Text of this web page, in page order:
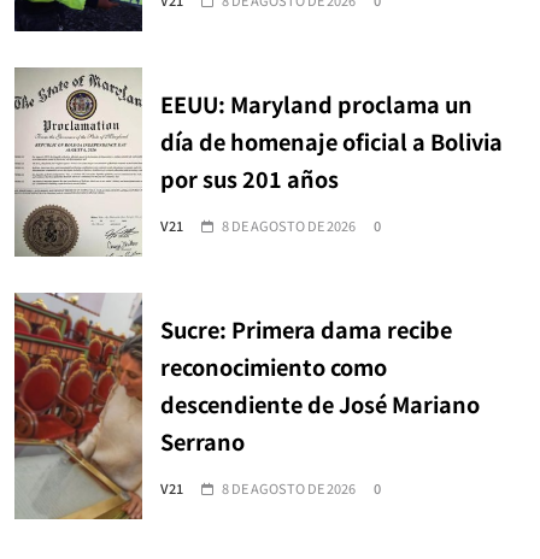
EEUU: Maryland proclama un
día de homenaje oficial a Bolivia
por sus 201 años
V21 8 DE AGOSTO DE 2026 0
Sucre: Primera dama recibe
reconocimiento como
descendiente de José Mariano
Serrano
V21 8 DE AGOSTO DE 2026 0